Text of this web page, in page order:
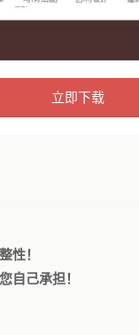
立即下载
性！
自己承担！